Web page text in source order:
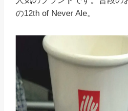
の12th of Never Ale。